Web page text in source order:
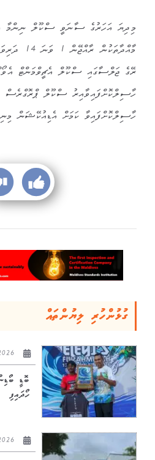
މިދިޔަ އަހަރުގެ ސާނަވީ ސްކޫލް ނިންމާ
ހާސިލްކޮށްފައިވާ ކަމަށް އެޑިއުކޭޝަން
ގުޅުންހުރި ލިޔުންތައް
ބޮޑީ
ހޯދައިފި